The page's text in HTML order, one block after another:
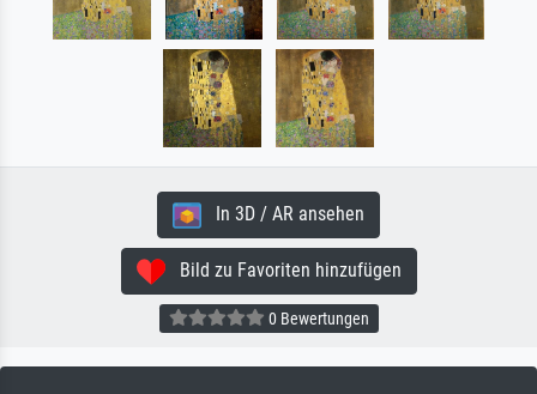
In 3D / AR ansehen
Bild zu Favoriten hinzufügen
0 Bewertungen